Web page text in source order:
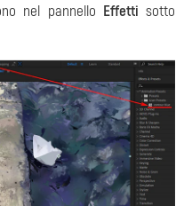
nel pannello Effetti sotto